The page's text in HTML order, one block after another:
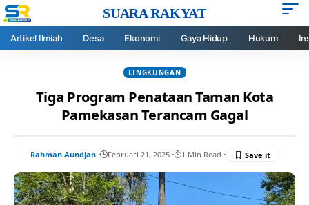
SUARA RAKYAT
Artikel Ilmiah Desa Ekonomi Gaya Hidup Hukum
LINGKUNGAN
Tiga Program Penataan Taman Kota
Pamekasan Terancam Gagal
Rahman Aundjan Februari 21, 2025 1 Min Read